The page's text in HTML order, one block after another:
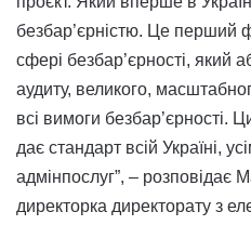
безбар’єрністю. Це перший
сфері безбар’єрності, який
аудиту, великого,
всі вимоги безбар’єрності.
дає стандарт всій Україні,
адмінпослуг”, – розповідає
директорка директорату з